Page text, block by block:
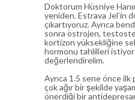
Doktorum Hüsniye
yeniden. Estrava Jel’in
çıkartıyoruz. Ayrıca
sonra östrojen,
kortizon yüksekliğine
hormonu tahlilleri istiyor
değerlendirelim.
Ayrıca 1.5 sene önce
çok ağır bir şekilde
önerdiği bir